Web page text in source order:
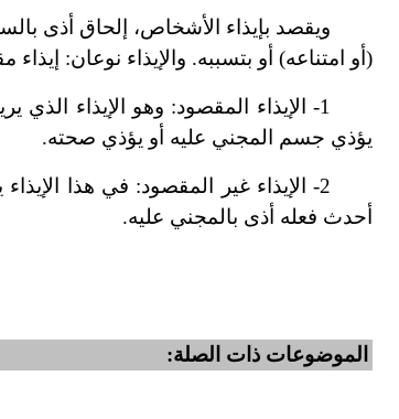
ويقصد بإيذاء الأشخاص، إلحاق أذى
(أو امتناعه) أو بتسببه. والإيذاء نوعان:
1
-الإيذاء المقصود: وهو الإيذاء
يؤذي جسم المجني عليه أو يؤذي صحته.
2
-الإيذاء غير المقصود: في هذا الإيذاء
أحدث فعله أذى بالمجني عليه.
الموضوعات ذات الصلة: